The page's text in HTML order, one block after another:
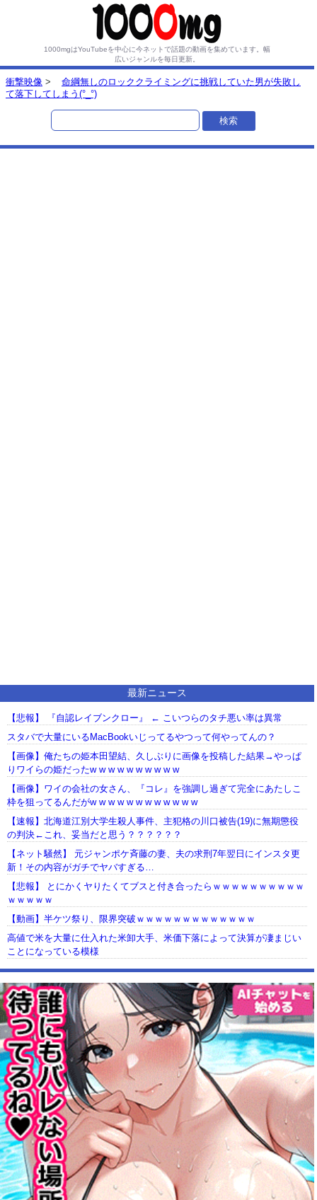
1000mgはYouTubeを中心に今ネットで話題の動画を集めています。 幅
広いジャンルを毎日更新。
衝撃映像 >
命綱無しのロッククライミングに挑戦していた男が失敗し
て落下してしまう(°_°)
最新ニュース
【悲報】 『自認レイブンクロー』 ← こいつらのタチ悪い率は異常
スタバで大量にいるMacBookいじってるやつって何やってんの？
【画像】俺たちの姫本田望結、久しぶりに画像を投稿した結果→やっぱ
りワイらの姫だったw w w w w w w w w w
【画像】ワイの会社の女さん、『コレ』を強調し過ぎて完全にあたしこ
枠を狙ってるんだがw w w w w w w w w w w w
【速報】北海道江別大学生殺人事件、主犯格の川口被告(19)に無期懲役
の判決←これ、妥当だと思う？？？？？？
【ネット騒然】 元ジャンポケ斉藤の妻、夫の求刑7年翌日にインスタ更
新！その内容がガチでヤバすぎる…
【悲報】 とにかくヤりたくてブスと付き合ったらｗｗｗｗｗｗｗｗｗｗ
ｗｗｗｗｗ
【動画】半ケツ祭り、限界突破ｗｗｗｗｗｗｗｗｗｗｗｗｗ
高値で米を大量に仕入れた米卸大手、米価下落によって決算が凄まじい
ことになっている模様
【動画】USJの禁止エリアに子どもたちが続々乱入 → スタッフが注意し
ても止まらない事態に
Powered by livedoor 相互RSS